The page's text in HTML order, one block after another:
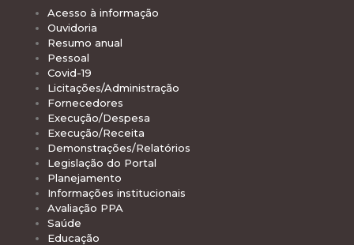
Acesso à informação
Ouvidoria
Resumo anual
Pessoal
Covid-19
Licitações/Administração
Fornecedores
Execução/Despesa
Execução/Receita
Demonstrações/Relatórios
Legislação do Portal
Planejamento
Informações institucionais
Avaliação PPA
Saúde
Educação